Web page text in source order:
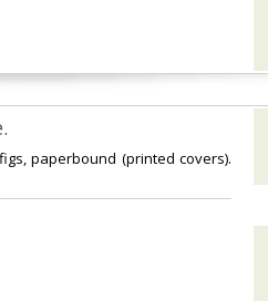
paperbound (printed covers).